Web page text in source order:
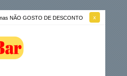
NÃO GOSTO DE DESCONTO